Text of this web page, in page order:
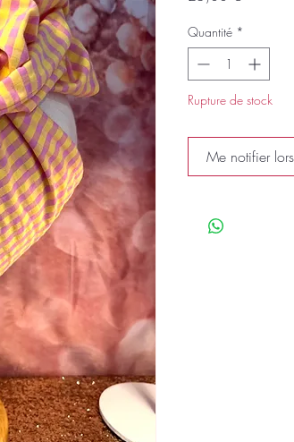
Quantité *
Rupture de stock
Me notifier